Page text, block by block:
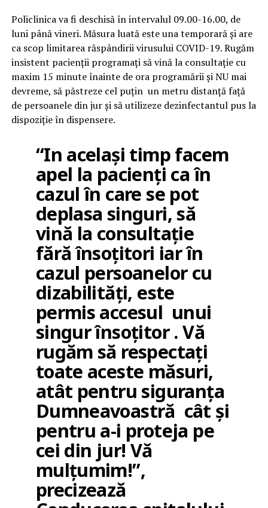
Policlinica va fi deschisă în intervalul 09.00-16.00, de
luni până vineri. Măsura luată este una temporară și are
ca scop limitarea răspândirii virusului COVID-19. Rugăm
insistent pacienții programați să vină la consultație cu
maxim 15 minute înainte de ora programării și NU mai
devreme, să păstreze cel puțin un metru distanță față
de persoanele din jur și să utilizeze dezinfectantul pus la
dispoziție în dispensere.
“In același timp facem
apel la pacienți ca în
cazul în care se pot
deplasa singuri, să
vină la consultație
fără însoțitori iar în
cazul persoanelor cu
dizabilități, este
permis accesul unui
singur însoțitor . Vă
rugăm să respectați
toate aceste măsuri,
atât pentru siguranța
Dumneavoastră cât și
pentru a-i proteja pe
cei din jur! Vă
mulțumim!”,
precizează